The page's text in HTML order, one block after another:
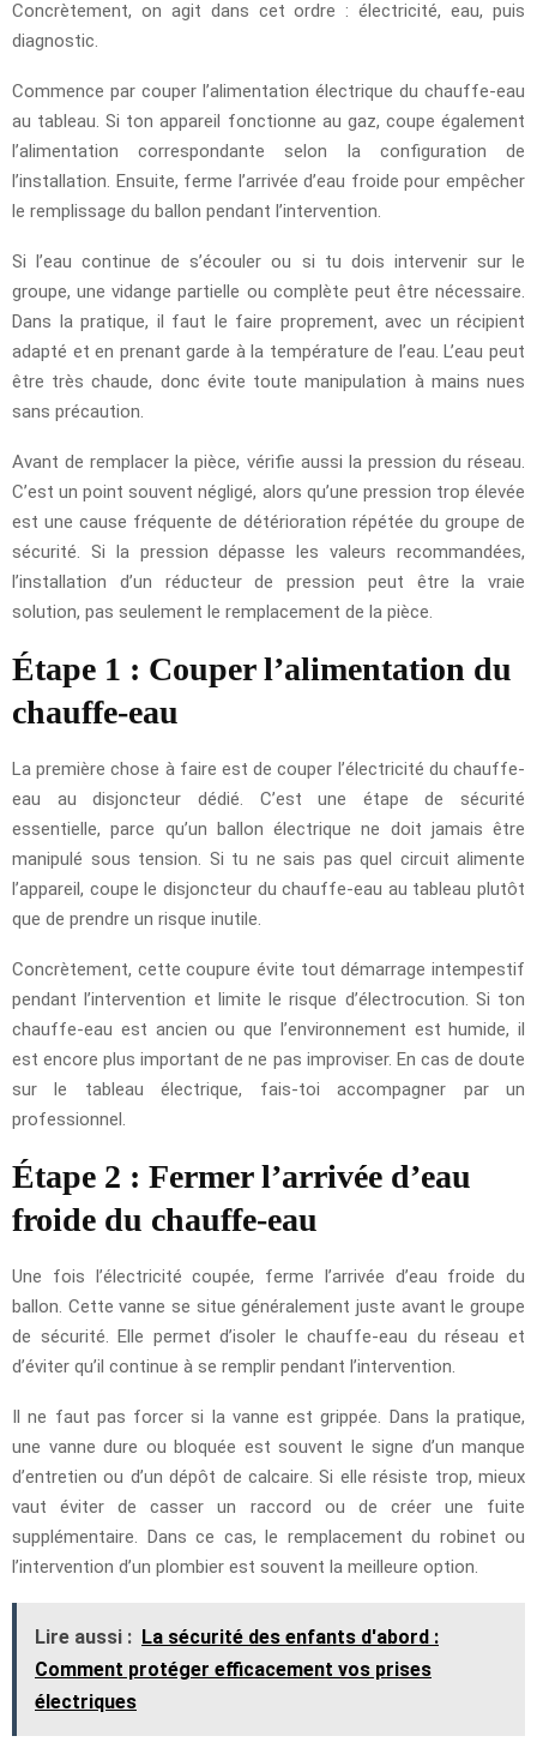
Concrètement, on agit dans cet ordre : électricité, eau, puis
diagnostic.
Commence par couper l’alimentation électrique du chauffe-eau
au tableau. Si ton appareil fonctionne au gaz, coupe également
l’alimentation correspondante selon la configuration de
l’installation. Ensuite, ferme l’arrivée d’eau froide pour empêcher
le remplissage du ballon pendant l’intervention.
Si l’eau continue de s’écouler ou si tu dois intervenir sur le
groupe, une vidange partielle ou complète peut être nécessaire.
Dans la pratique, il faut le faire proprement, avec un récipient
adapté et en prenant garde à la température de l’eau. L’eau peut
être très chaude, donc évite toute manipulation à mains nues
sans précaution.
Avant de remplacer la pièce, vérifie aussi la pression du réseau.
C’est un point souvent négligé, alors qu’une pression trop élevée
est une cause fréquente de détérioration répétée du groupe de
sécurité. Si la pression dépasse les valeurs recommandées,
l’installation d’un réducteur de pression peut être la vraie
solution, pas seulement le remplacement de la pièce.
Étape 1 : Couper l’alimentation du
chauffe-eau
La première chose à faire est de couper l’électricité du chauffe-
eau au disjoncteur dédié. C’est une étape de sécurité
essentielle, parce qu’un ballon électrique ne doit jamais être
manipulé sous tension. Si tu ne sais pas quel circuit alimente
l’appareil, coupe le disjoncteur du chauffe-eau au tableau plutôt
que de prendre un risque inutile.
Concrètement, cette coupure évite tout démarrage intempestif
pendant l’intervention et limite le risque d’électrocution. Si ton
chauffe-eau est ancien ou que l’environnement est humide, il
est encore plus important de ne pas improviser. En cas de doute
sur le tableau électrique, fais-toi accompagner par un
professionnel.
Étape 2 : Fermer l’arrivée d’eau
froide du chauffe-eau
Une fois l’électricité coupée, ferme l’arrivée d’eau froide du
ballon. Cette vanne se situe généralement juste avant le groupe
de sécurité. Elle permet d’isoler le chauffe-eau du réseau et
d’éviter qu’il continue à se remplir pendant l’intervention.
Il ne faut pas forcer si la vanne est grippée. Dans la pratique,
une vanne dure ou bloquée est souvent le signe d’un manque
d’entretien ou d’un dépôt de calcaire. Si elle résiste trop, mieux
vaut éviter de casser un raccord ou de créer une fuite
supplémentaire. Dans ce cas, le remplacement du robinet ou
l’intervention d’un plombier est souvent la meilleure option.
Lire aussi : La sécurité des enfants d'abord :
Comment protéger efficacement vos prises
électriques